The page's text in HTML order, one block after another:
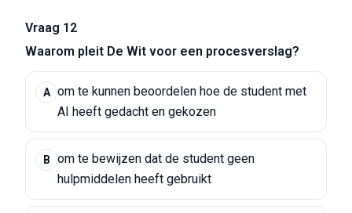
Vraag 12
Waarom pleit De Wit voor een procesverslag?
A om te kunnen beoordelen hoe de student met
AI heeft gedacht en gekozen
B
om te bewijzen dat de student geen
hulpmiddelen heeft gebruikt